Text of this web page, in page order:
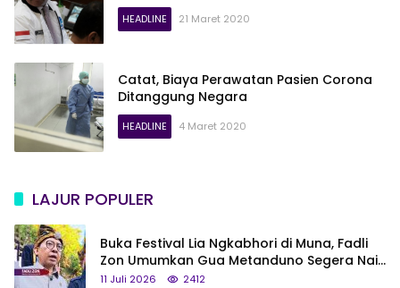
HEADLINE 21 Maret 2020
Catat, Biaya Perawatan Pasien Corona
Ditanggung Negara
HEADLINE 4 Maret 2020
LAJUR POPULER
Buka Festival Lia Ngkabhori di Muna, Fadli
Zon Umumkan Gua Metanduno Segera Naik
Status Jadi Cagar Budaya Nasional
11 Juli 2026 2412